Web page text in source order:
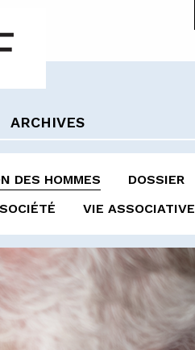
ARCHIVES
DES HOMMES
DOSSIER
SOCIÉTÉ VIE ASSOCIATIVE